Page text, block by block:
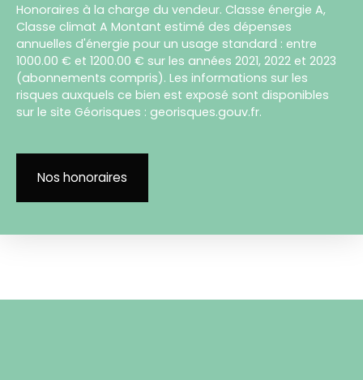
Honoraires à la charge du vendeur. Classe énergie A,
Classe climat A Montant estimé des dépenses
annuelles d'énergie pour un usage standard : entre
1000.00 € et 1200.00 € sur les années 2021, 2022 et 2023
(abonnements compris). Les informations sur les
risques auxquels ce bien est exposé sont disponibles
sur le site Géorisques : georisques.gouv.fr.
Nos honoraires